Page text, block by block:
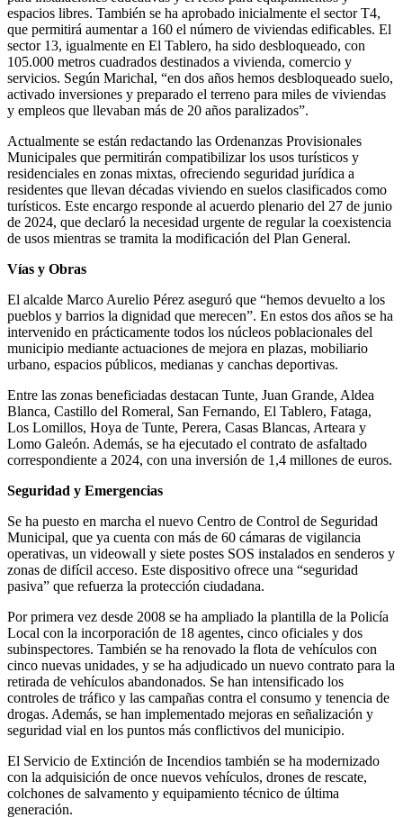
espacios libres. También se ha aprobado inicialmente el sector T4,
que permitirá aumentar a 160 el número de viviendas edificables. El
sector 13, igualmente en El Tablero, ha sido desbloqueado, con
105.000 metros cuadrados destinados a vivienda, comercio y
servicios. Según Marichal, “en dos años hemos desbloqueado suelo,
activado inversiones y preparado el terreno para miles de viviendas
y empleos que llevaban más de 20 años paralizados”.
Actualmente se están redactando las Ordenanzas Provisionales
Municipales que permitirán compatibilizar los usos turísticos y
residenciales en zonas mixtas, ofreciendo seguridad jurídica a
residentes que llevan décadas viviendo en suelos clasificados como
turísticos. Este encargo responde al acuerdo plenario del 27 de junio
de 2024, que declaró la necesidad urgente de regular la coexistencia
de usos mientras se tramita la modificación del Plan General.
Vías y Obras
El alcalde Marco Aurelio Pérez aseguró que “hemos devuelto a los
pueblos y barrios la dignidad que merecen”. En estos dos años se ha
intervenido en prácticamente todos los núcleos poblacionales del
municipio mediante actuaciones de mejora en plazas, mobiliario
urbano, espacios públicos, medianas y canchas deportivas.
Entre las zonas beneficiadas destacan Tunte, Juan Grande, Aldea
Blanca, Castillo del Romeral, San Fernando, El Tablero, Fataga,
Los Lomillos, Hoya de Tunte, Perera, Casas Blancas, Arteara y
Lomo Galeón. Además, se ha ejecutado el contrato de asfaltado
correspondiente a 2024, con una inversión de 1,4 millones de euros.
Seguridad y Emergencias
Se ha puesto en marcha el nuevo Centro de Control de Seguridad
Municipal, que ya cuenta con más de 60 cámaras de vigilancia
operativas, un videowall y siete postes SOS instalados en senderos y
zonas de difícil acceso. Este dispositivo ofrece una “seguridad
pasiva” que refuerza la protección ciudadana.
Por primera vez desde 2008 se ha ampliado la plantilla de la Policía
Local con la incorporación de 18 agentes, cinco oficiales y dos
subinspectores. También se ha renovado la flota de vehículos con
cinco nuevas unidades, y se ha adjudicado un nuevo contrato para la
retirada de vehículos abandonados. Se han intensificado los
controles de tráfico y las campañas contra el consumo y tenencia de
drogas. Además, se han implementado mejoras en señalización y
seguridad vial en los puntos más conflictivos del municipio.
El Servicio de Extinción de Incendios también se ha modernizado
con la adquisición de once nuevos vehículos, drones de rescate,
colchones de salvamento y equipamiento técnico de última
generación.